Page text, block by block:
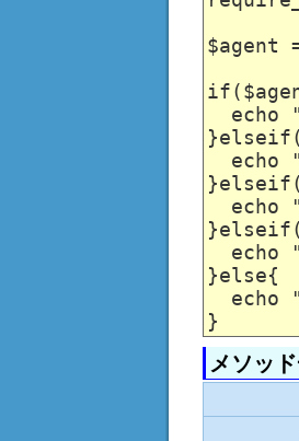
$agent
echo
echo
echo
echo
}else{
echo
メソッ